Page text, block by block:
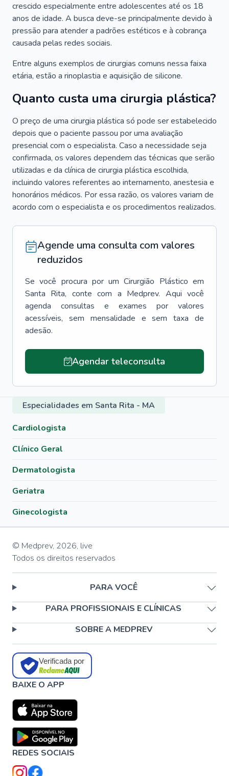
crescido especialmente entre adolescentes até os 18
anos de idade. A busca deve-se principalmente devido à
pressão para atender a padrões estéticos e à cobrança
causada pelas redes sociais.
Entre alguns exemplos de cirurgias comuns nessa faixa
etária, estão a rinoplastia e aquisição de silicone.
Quanto custa uma cirurgia plástica?
O preço de uma cirurgia plástica só pode ser estabelecido
depois que o paciente passou por uma avaliação
presencial com o especialista. Caso a necessidade seja
confirmada, os valores dependem das técnicas que serão
utilizadas e da clínica de cirurgia plástica escolhida,
incluindo valores referentes ao internamento, anestesia e
honorários médicos. Por essa razão, os valores variam de
acordo com o especialista e os procedimentos realizados.
Agende uma consulta com valores
reduzidos
Se você procura por um Cirurgião Plástico em
Santa Rita, conte com a Medprev. Aqui você
agenda consultas e exames por valores
acessíveis, sem mensalidade e sem taxa de
adesão.
Agendar teleconsulta
Especialidades em Santa Rita - MA
Cardiologista
Clínico Geral
Dermatologista
Geriatra
Ginecologista
© Medprev, 2026, live
Todos os direitos reservados
PARA VOCÊ
PARA PROFISSIONAIS E CLÍNICAS
SOBRE A MEDPREV
Verificada por
BAIXE O APP
REDES SOCIAIS